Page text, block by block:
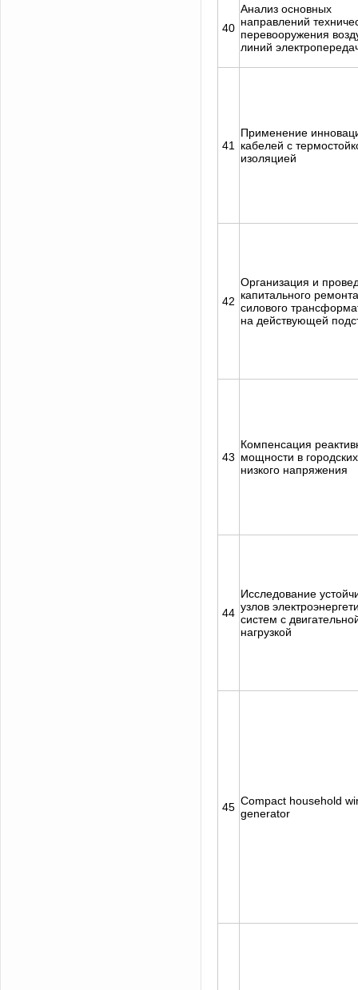
40
Анализ основных
направлений
перевооружения
линий
41
Применение
кабелей с
изоляцией
42
Организация и
капитального ремонта
силового
на действующей
43
Компенсация
мощности в
низкого напряжения
44
Исследование
узлов
систем с
нагрузкой
45 Compact household
generator